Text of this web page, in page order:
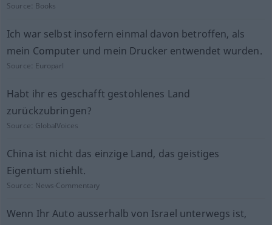
Source: Books
Ich war selbst insofern einmal davon betroffen, als
mein Computer und mein Drucker entwendet wurden.
Source: Europarl
Habt ihr es geschafft gestohlenes Land
zurückzubringen?
Source: GlobalVoices
China ist nicht das einzige Land, das geistiges
Eigentum stiehlt.
Source: News-Commentary
Wenn Ihr Auto ausserhalb von Israel unterwegs ist,